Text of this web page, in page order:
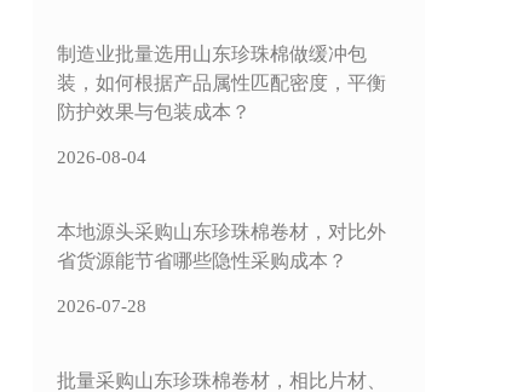
制造业批量选用山东珍珠棉做缓冲包
装，如何根据产品属性匹配密度，平衡
防护效果与包装成本？
2026-08-04
本地源头采购山东珍珠棉卷材，对比外
省货源能节省哪些隐性采购成本？
2026-07-28
批量采购山东珍珠棉卷材，相比片材、